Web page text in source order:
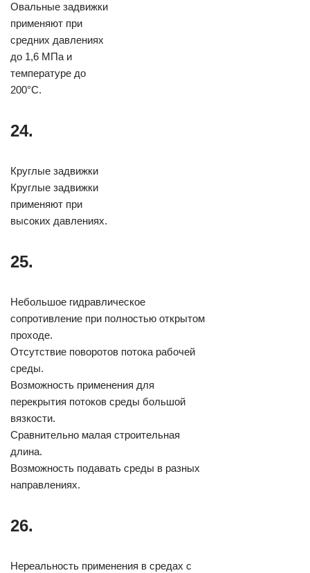
Овальные задвижки
применяют при
средних давлениях
до 1,6 МПа и
температуре до
200°С.
24.
Круглые задвижки
Круглые задвижки
применяют при
высоких давлениях.
25.
Небольшое гидравлическое
сопротивление при полностью открытом
проходе.
Отсутствие поворотов потока рабочей
среды.
Возможность применения для
перекрытия потоков среды большой
вязкости.
Сравнительно малая строительная
длина.
Возможность подавать среды в разных
направлениях.
26.
Нереальность применения в средах с